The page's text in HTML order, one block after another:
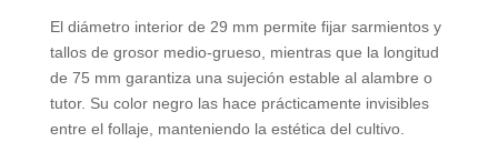
El diámetro interior de 29 mm permite fijar sarmientos y
tallos de grosor medio-grueso, mientras que la longitud
de 75 mm garantiza una sujeción estable al alambre o
tutor. Su color negro las hace prácticamente invisibles
entre el follaje, manteniendo la estética del cultivo.